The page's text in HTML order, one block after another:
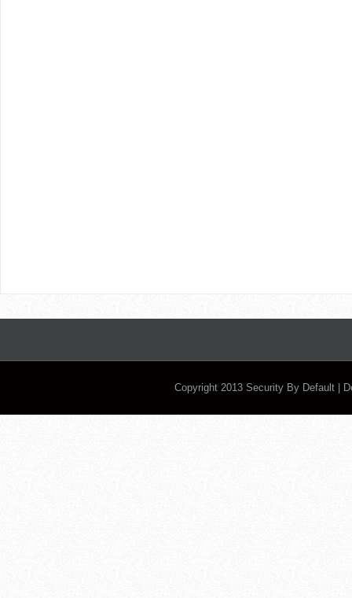
Copyright 2013 Security By Default |